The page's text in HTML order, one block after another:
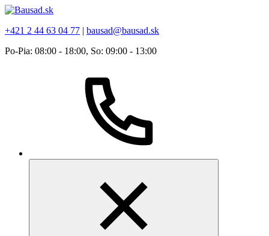
+421 2 44 63 04 77 | bausad@bausad.sk
Po-Pia: 08:00 - 18:00, So: 09:00 - 13:00